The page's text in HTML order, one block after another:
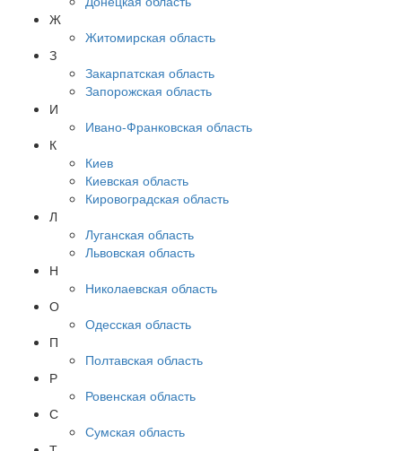
Ж
Житомирская область
З
Закарпатская область
Запорожская область
И
Ивано-Франковская область
К
Киев
Киевская область
Кировоградская область
Л
Луганская область
Львовская область
Н
Николаевская область
О
Одесская область
П
Полтавская область
Р
Ровенская область
С
Сумская область